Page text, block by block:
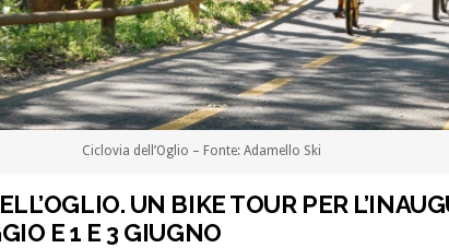
Ciclovia dell’Oglio – Fonte: Adamello Ski
UN BIKE TOUR PER
E 1 E 3 GIUGNO